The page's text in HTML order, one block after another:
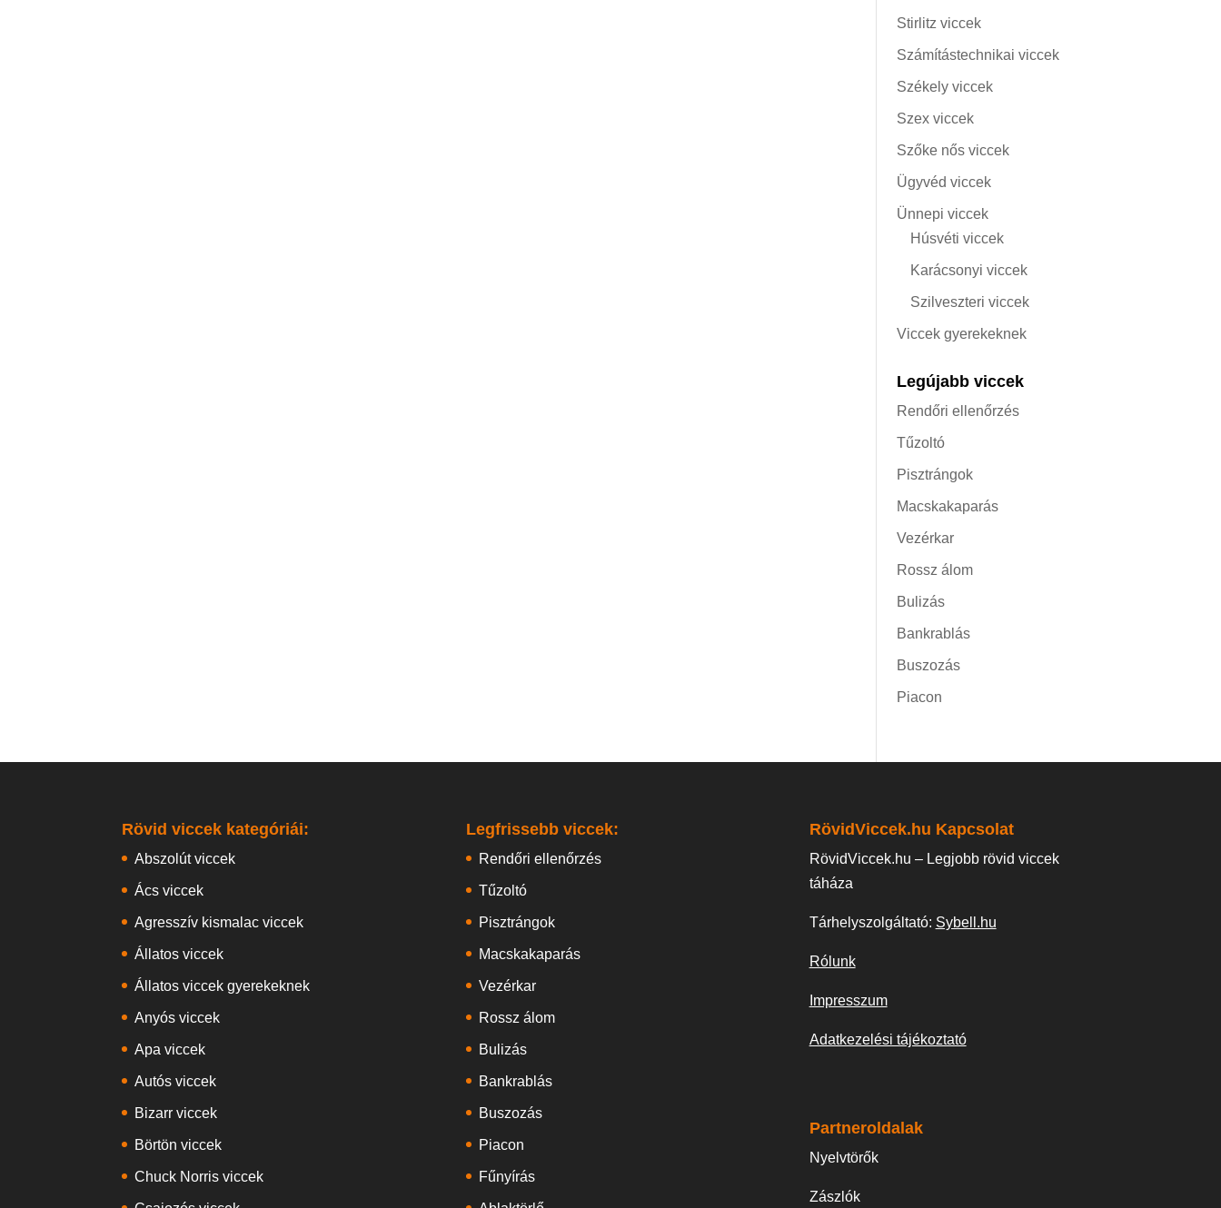
Stirlitz viccek
Számítástechnikai viccek
Székely viccek
Szex viccek
Szőke nős viccek
Ügyvéd viccek
Ünnepi viccek
Húsvéti viccek
Karácsonyi viccek
Szilveszteri viccek
Viccek gyerekeknek
Legújabb viccek
Rendőri ellenőrzés
Tűzoltó
Pisztrángok
Macskakaparás
Vezérkar
Rossz álom
Bulizás
Bankrablás
Buszozás
Piacon
Rövid viccek kategóriái:
Abszolút viccek
Ács viccek
Agresszív kismalac viccek
Állatos viccek
Állatos viccek gyerekeknek
Anyós viccek
Apa viccek
Autós viccek
Bizarr viccek
Börtön viccek
Chuck Norris viccek
Legfrissebb viccek:
Rendőri ellenőrzés
Tűzoltó
Pisztrángok
Macskakaparás
Vezérkar
Rossz álom
Bulizás
Bankrablás
Buszozás
Piacon
Fűnyírás
RövidViccek.hu Kapcsolat
RövidViccek.hu – Legjobb rövid viccek
táháza
Tárhelyszolgáltató: Sybell.hu
Rólunk
Impresszum
Adatkezelési tájékoztató
Partneroldalak
Nyelvtörők
Zászlók